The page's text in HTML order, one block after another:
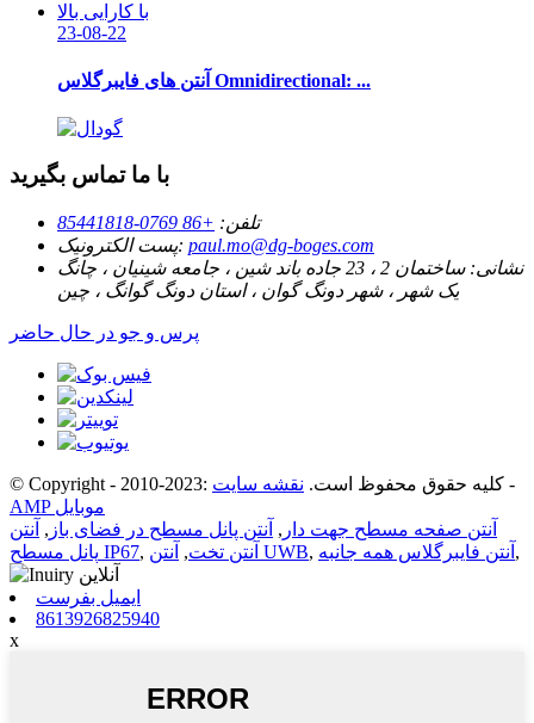
23-08-22
آنتن های فایبرگلاس Omnidirectional: ...
با ما تماس بگیرید
تلفن: +86 0769-85441818
پست الکترونیک: paul.mo@dg-boges.com
نشانی:
ساختمان 2 ، 23 جاده باند شین ، جامعه شینیان ، چانگ
یک شهر ، شهر دونگ گوان ، استان دونگ گوانگ ، چین
پرس و جو در حال حاضر
© Copyright - 2010-2023: کلیه حقوق محفوظ است. نقشه سایت
-
AMP موبایل
آنتن صفحه مسطح جهت دار , آنتن پانل مسطح در فضای باز , آنتن
پانل مسطح IP67, آنتن تخت, آنتن UWB, آنتن فایبرگلاس همه جانبه ,
ایمیل بفرست
8613926825940
x